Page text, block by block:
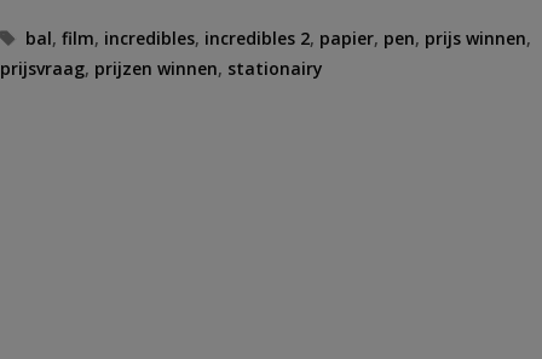
Tags
bal,film, incredibles, incredibles 2, papier, pen, prijs winnen,
prijsvraag, prijzen winnen, stationairy